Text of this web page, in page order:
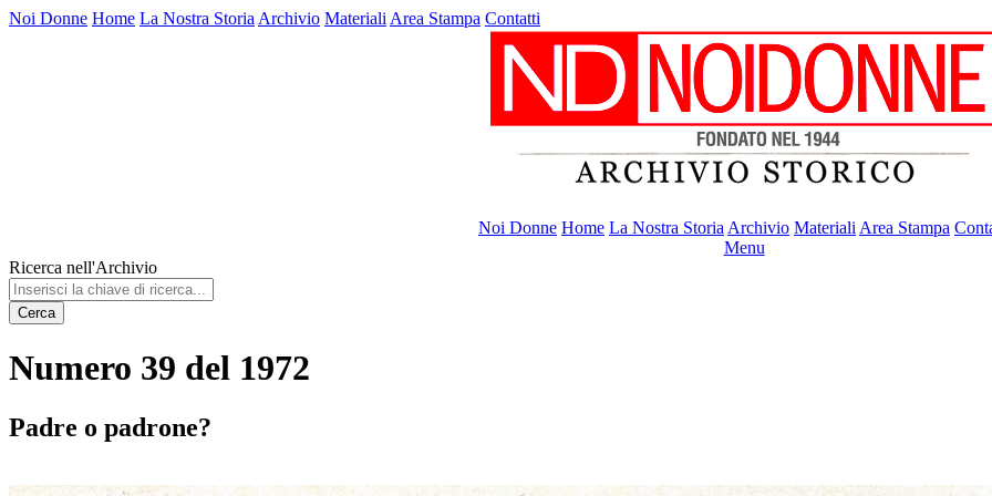
Noi Donne Home La Nostra Storia Archivio Materiali Area Stampa Contatti
Noi Donne Home La Nostra Storia Archivio Materiali Area Stampa
Menu
Ricerca nell'Archivio
Cerca
Numero 39 del 1972
Padre o padrone?